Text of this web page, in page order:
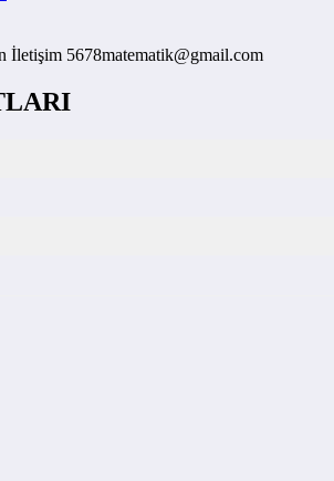
İletişim 5678matematik@gmail.com